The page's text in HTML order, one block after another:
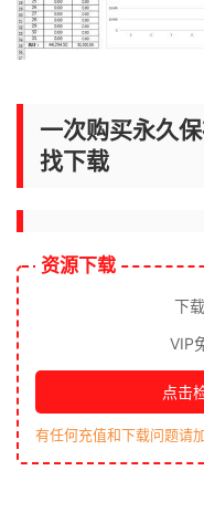
一次购买永久
找下载
资源下载
下
VIP
点击
有任何充值和下载问题请